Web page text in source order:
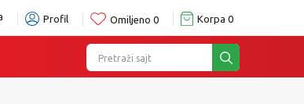
Profil Omiljeno 0 Korpa 0
Pretraži sajt